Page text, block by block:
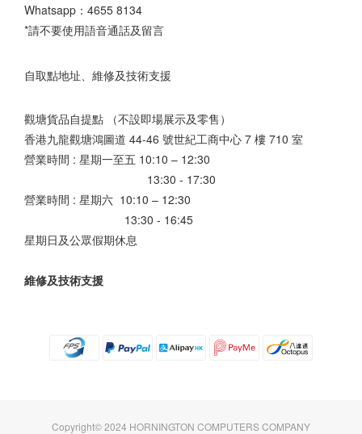
Whatsapp： 4655 8134
*請不要使用語音通話及留言
自取點地址、維修及技術支援
觀塘貨品自提點 （不設即場展示及零售）
香港九龍觀塘鴻圖道 44-46 號世紀工商中心 7 樓 710 室
營業時間 : 星期一至五 10:10 – 12:30
13:30 - 17:30
營業時間 : 星期六 10:10 – 12:30
13:30 - 16:45
星期日及公眾假期休息
維修及技術支援
Copyright© 2024 HORNINGTON COMPUTERS COMPANY